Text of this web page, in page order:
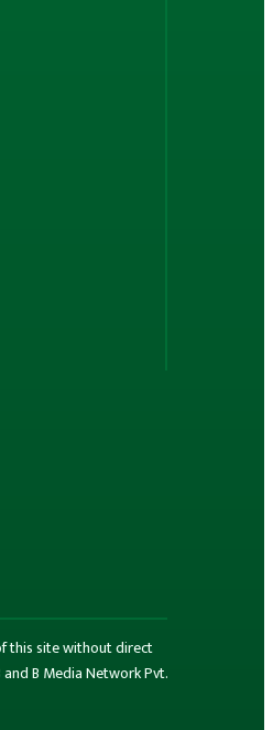
this site without direct
B Media Network Pvt.